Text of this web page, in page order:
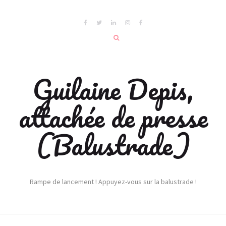
Guilaine Depis,
attachée de presse
(Balustrade)
Rampe de lancement ! Appuyez-vous sur la balustrade !